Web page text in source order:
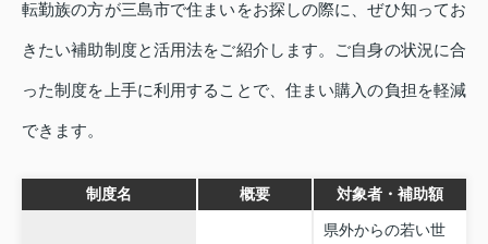
転勤族の方が三島市で住まいをお探しの際に、ぜひ知ってお
きたい補助制度と活用法をご紹介します。ご自身の状況に合
った制度を上手に利用することで、住まい購入の負担を軽減
できます。
制度名 概要 対象者・補助額
県外からの若い世